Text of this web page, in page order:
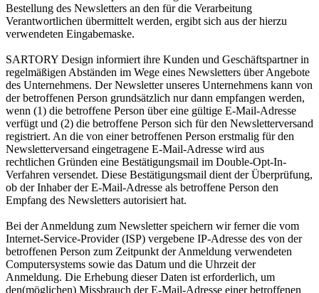
Bestellung des Newsletters an den für die Verarbeitung
Verantwortlichen übermittelt werden, ergibt sich aus der hierzu
verwendeten Eingabemaske.
SARTORY Design informiert ihre Kunden und Geschäftspartner in
regelmäßigen Abständen im Wege eines Newsletters über Angebote
des Unternehmens. Der Newsletter unseres Unternehmens kann von
der betroffenen Person grundsätzlich nur dann empfangen werden,
wenn (1) die betroffene Person über eine gültige E-Mail-Adresse
verfügt und (2) die betroffene Person sich für den Newsletterversand
registriert. An die von einer betroffenen Person erstmalig für den
Newsletterversand eingetragene E-Mail-Adresse wird aus
rechtlichen Gründen eine Bestätigungsmail im Double-Opt-In-
Verfahren versendet. Diese Bestätigungsmail dient der Überprüfung,
ob der Inhaber der E-Mail-Adresse als betroffene Person den
Empfang des Newsletters autorisiert hat.
Bei der Anmeldung zum Newsletter speichern wir ferner die vom
Internet-Service-Provider (ISP) vergebene IP-Adresse des von der
betroffenen Person zum Zeitpunkt der Anmeldung verwendeten
Computersystems sowie das Datum und die Uhrzeit der
Anmeldung. Die Erhebung dieser Daten ist erforderlich, um
den(möglichen) Missbrauch der E-Mail-Adresse einer betroffenen